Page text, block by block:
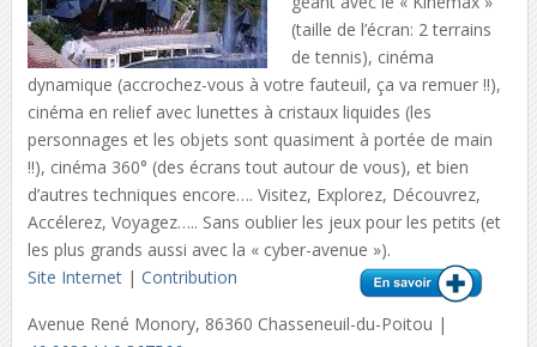
(taille de l’écran: 2 terrains
de tennis), cinéma
dynamique (accrochez-vous à votre fauteuil, ça va remuer !!),
cinéma en relief avec lunettes à cristaux liquides (les
personnages et les objets sont quasiment à portée de main
!!), cinéma 360° (des écrans tout autour de vous), et bien
d’autres techniques encore…. Visitez, Explorez, Découvrez,
Accélerez, Voyagez….. Sans oublier les jeux pour les petits (et
les plus grands aussi avec la « cyber-avenue »).
Site Internet| Contribution
Avenue René Monory, 86360 Chasseneuil-du-Poitou |